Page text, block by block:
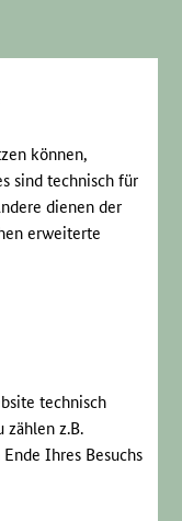
können,
sind technisch für
dienen der
erweiterte
technisch
z.B.
Ihres Besuchs